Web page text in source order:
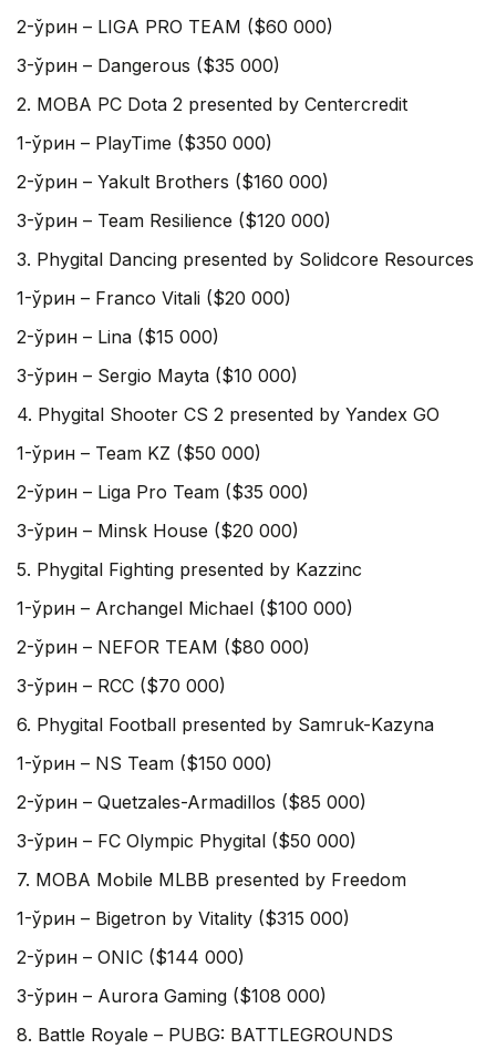
2-ўрин – LIGA PRO TEAM ($60 000)
3-ўрин – Dangerous ($35 000)
2. MOBA PC Dota 2 presented by Centercredit
1-ўрин – PlayTime ($350 000)
2-ўрин – Yakult Brothers ($160 000)
3-ўрин – Team Resilience ($120 000)
3. Phygital Dancing presented by Solidcore Resources
1-ўрин – Franco Vitali ($20 000)
2-ўрин – Lina ($15 000)
3-ўрин – Sergio Mayta ($10 000)
4. Phygital Shooter CS 2 presented by Yandex GO
1-ўрин – Team KZ ($50 000)
2-ўрин – Liga Pro Team ($35 000)
3-ўрин – Minsk House ($20 000)
5. Phygital Fighting presented by Kazzinc
1-ўрин – Archangel Michael ($100 000)
2-ўрин – NEFOR TEAM ($80 000)
3-ўрин – RCC ($70 000)
6. Phygital Football presented by Samruk-Kazyna
1-ўрин – NS Team ($150 000)
2-ўрин – Quetzales-Armadillos ($85 000)
3-ўрин – FC Olympic Phygital ($50 000)
7. MOBA Mobile MLBB presented by Freedom
1-ўрин – Bigetron by Vitality ($315 000)
2-ўрин – ONIC ($144 000)
3-ўрин – Aurora Gaming ($108 000)
8. Battle Royale – PUBG: BATTLEGROUNDS